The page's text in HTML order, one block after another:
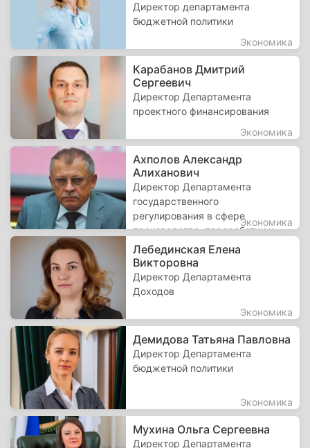
Директор департамента
бюджетной политики
Экономика
Карабанов Дмитрий
Сергеевич
Директор Департамента
проектного финансирования
Экономика
Ахполов Александр
Алиханович
Директор Департамента
государственного
регулирования в сфере
производства, переработки и
обращения драгоценных
металлов и драгоценных камней
и валютного контроля
Министерства финансов России
Экономика
Лебединская Елена
Викторовна
Директор Департамента
Доходов
Экономика
Демидова Татьяна Павловна
Директор Департамента
бюджетной политики
Экономика
Мухина Ольга Сергеевна
Директор Департамента